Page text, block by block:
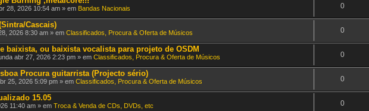
28, 2026 10:54 am » em Bandas Nacionais 0
Cascais)
2026 8:30 am » em Classificados, Procura & Oferta de Músicos 0
baixista, ou baixista vocalista para projeto de OSDM
abr 27, 2026 2:23 pm » em Classificados, Procura & Oferta de Músicos 0
Procura guitarrista (Projecto sério)
25, 2026 5:09 pm » em Classificados, Procura & Oferta de Músicos 0
15.05
11:40 am » em Troca & Venda de CDs, DVDs, etc 0